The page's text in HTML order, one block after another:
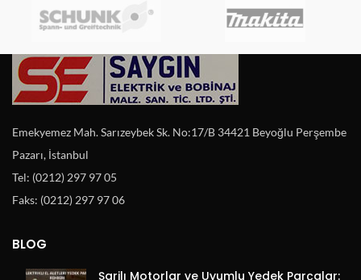
Emekyemez Mah. Sarızeybek Sk. No:17/B 34421 Beyoğlu Perşembe
Pazarı, İstanbul
Tel: (0212) 297 97 05
Faks: (0212) 297 97 06
BLOG
Şarjlı Motorlar ve Uyumlu Yedek Parçalar: